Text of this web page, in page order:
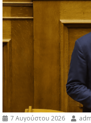
7 Αυγούστου 2026